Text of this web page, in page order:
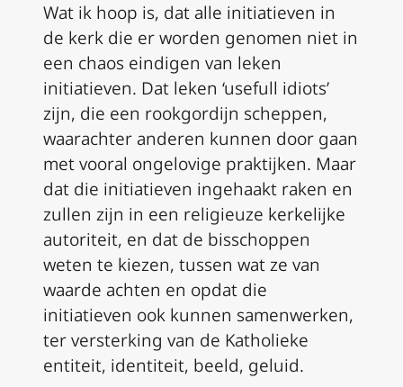
Wat ik hoop is, dat alle initiatieven in
de kerk die er worden genomen niet in
een chaos eindigen van leken
initiatieven. Dat leken ‘usefull idiots’
zijn, die een rookgordijn scheppen,
waarachter anderen kunnen door gaan
met vooral ongelovige praktijken. Maar
dat die initiatieven ingehaakt raken en
zullen zijn in een religieuze kerkelijke
autoriteit, en dat de bisschoppen
weten te kiezen, tussen wat ze van
waarde achten en opdat die
initiatieven ook kunnen samenwerken,
ter versterking van de Katholieke
entiteit, identiteit, beeld, geluid.